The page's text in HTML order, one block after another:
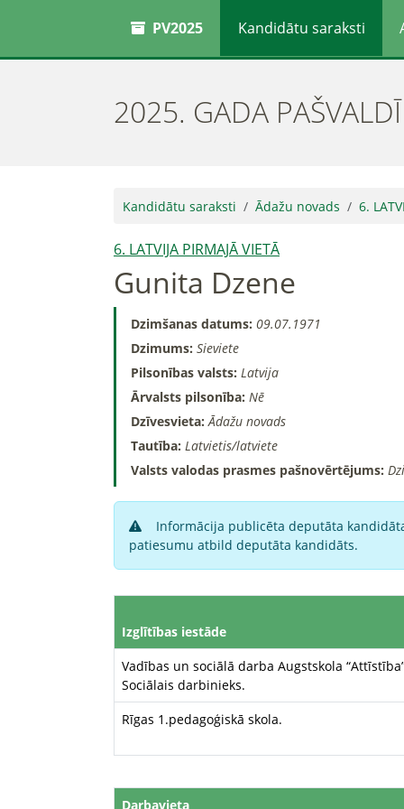
PV2025 Kandidātu saraksti
2025. GADA
Kandidātu saraksti Ādažu novads 6.
6. LATVIJA PIRMAJĀ VIETĀ
Gunita Dzene
Dzimšanas datums: 09.07.1971
Dzimums: Sieviete
Pilsonības valsts: Latvija
Ārvalsts pilsonība: Nē
Dzīvesvieta:Ādažu novads
Tautība: Latvietis/latviete
Valsts valodas prasmes pašnovērtējums:
Informācija publicēta deputāta
patiesumu atbild deputāta kandidāts.
Izglītības iestāde
Vadības un sociālā darba Augstskola
Sociālais darbinieks.
Rīgas 1.pedagoģiskā skola.
Darbavieta